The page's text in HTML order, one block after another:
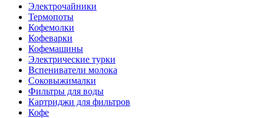
Электрочайники
Термопоты
Кофемолки
Кофеварки
Кофемашины
Электрические турки
Вспениватели молока
Соковыжималки
Фильтры для воды
Картриджи для фильтров
Кофе